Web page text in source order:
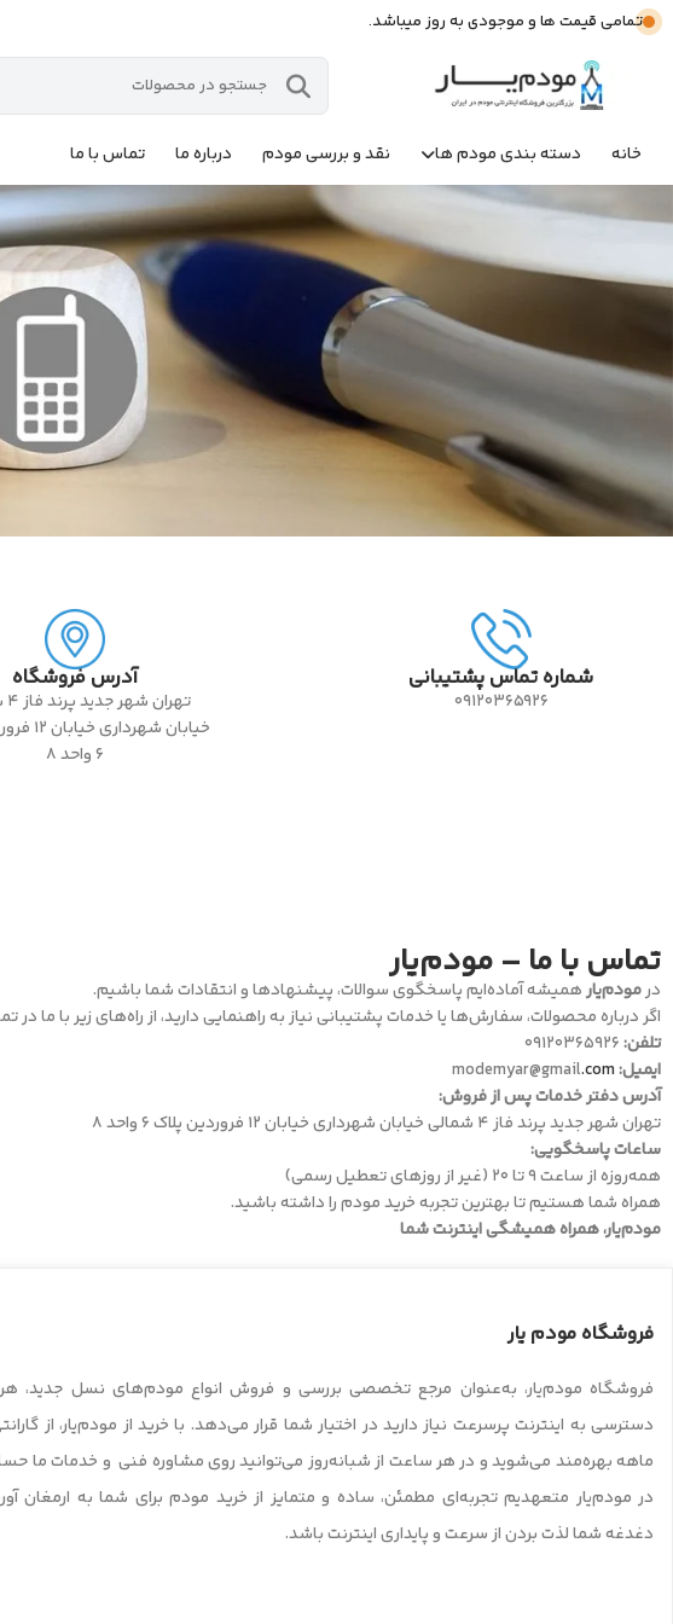
تمامی قیمت ها و موجودی به روز میباشد.
خانه دسته بندی مودم ها نقد و بررسی مودم درباره ما تماس با ما
شماره تماس پشتیبانی
09120365926
آدرس فروشگاه
خیابان
6 واحد 8
تماس با ما – مودم‌یار
درمودم‌یارهمیشه آماده‌ایم پاسخگوی سوالات، پیشنهادها و انتقادات شما باشیم.
اگر درباره محصولات، سفارش‌ها یا خدمات پشتیبانی نیاز به راهنمایی دارید، از راه‌های زیر با ما در
تلفن:
ایمیل:.com
آدرس دفتر خدمات پس از فروش:
تهران شهر جدید پرند فاز 4 شمالی خیابان شهرداری خیابان 12 فروردین پلاک 6 واحد 8
ساعات پاسخگویی:
همه‌روزه از ساعت ۹ تا 20 (غیر از روزهای تعطیل رسمی)
همراه شما هستیم تا بهترین تجربه خرید مودم را داشته باشید.
مودم‌یار، همراه همیشگی اینترنت شما
فروشگاه مودم یار
فروشگاه مودم‌یار، به‌عنوان مرجع تخصصی بررسی و فروش انواع مودم‌های نسل جدید، هر
ماهه بهره‌مند می‌شوید و در هر ساعت از شبانه‌روز می‌توانید روی مشاوره فنی و خدمات ما
در مودم‌یار متعهدیم تجربه‌ای مطمئن، ساده و متمایز از خرید مودم برای شما به ارمغان
دغدغه شما لذت بردن از سرعت و پایداری اینترنت باشد.